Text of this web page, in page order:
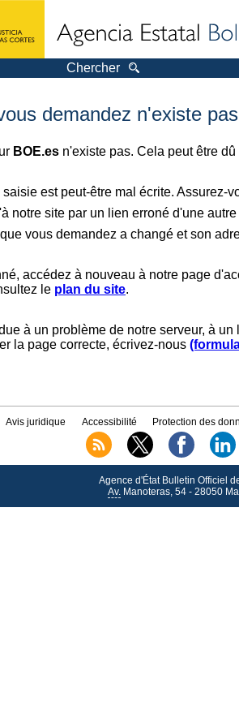
Chercher
demandez n'existe pas
BOE.es n'existe pas. Cela peut être
est peut-être mal écrite. Assurez-
notre site par un lien erroné d'une
vous demandez a changé et son
accédez à nouveau à notre page
le plan du site.
à un problème de notre serveur, à un
la page correcte, écrivez-nous
Avis juridique Accessibilité Protection des
Agence d'État Bulletin Officiel
Av.Manoteras, 54 - 28050